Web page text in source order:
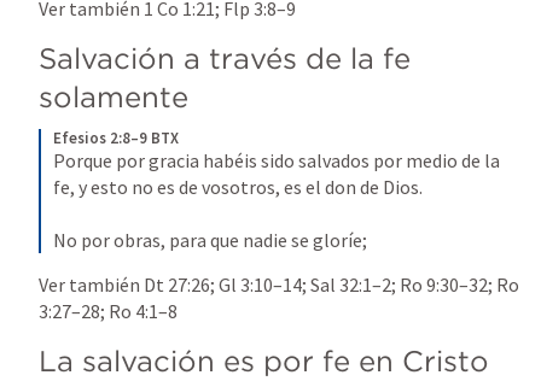
Ver también 1 Co 1:21; Flp 3:8–9
Salvación a través de la fe
solamente
Efesios 2:8–9 BTX
Porque por gracia habéis sido salvados por medio de la
fe, y esto no es de vosotros, es el don de Dios.
No por obras, para que nadie se gloríe;
Ver también Dt 27:26; Gl 3:10–14; Sal 32:1–2; Ro 9:30–32; Ro
3:27–28; Ro 4:1–8
La salvación es por fe en Cristo